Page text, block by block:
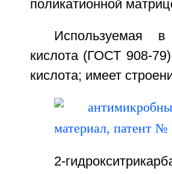
поликатионной
Используемая
кислота (ГОСТ 908-
кислота; имеет
2-